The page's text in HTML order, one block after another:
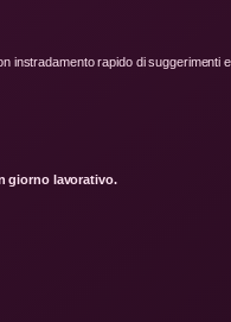
instradamento rapido di suggerimenti e
giorno lavorativo.